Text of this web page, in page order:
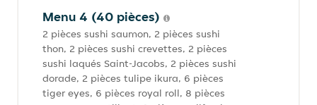
Menu 4 (40 pièces)
2 pièces sushi saumon, 2 pièces sushi
thon, 2 pièces sushi crevettes, 2 pièces
sushi laqués Saint-Jacobs, 2 pièces sushi
dorade, 2 pièces tulipe ikura, 6 pièces
tiger eyes, 6 pièces royal roll, 8 pièces